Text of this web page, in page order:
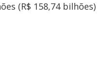
(R$ 158,74 bilhões)